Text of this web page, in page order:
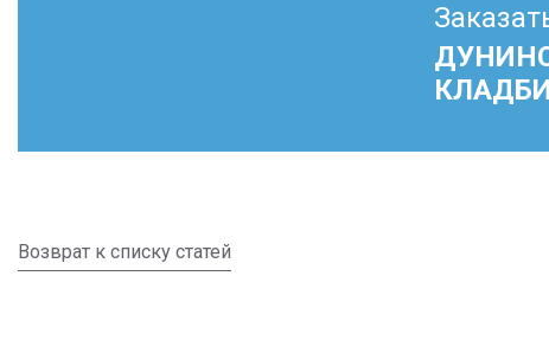
Возврат к списку статей